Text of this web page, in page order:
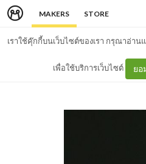
MAKERS STORE
เราใช้คุ๊กกี้บนเว็บไซต์ของเรา กรุณาอ่าน
เพื่อใช้บริการเว็บไซต์ ยอ